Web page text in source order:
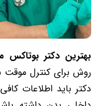
بهترین دکتر بوتاکس
روش برای کنترل
دکتر باید اطلاعات